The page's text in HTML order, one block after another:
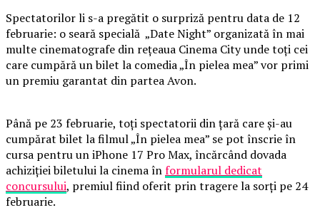
Spectatorilor li s-a pregătit o surpriză pentru data de 12
februarie: o seară specială „Date Night” organizată în mai
multe cinematografe din rețeaua Cinema City unde toți cei
care cumpără un bilet la comedia „În pielea mea” vor primi
un premiu garantat din partea Avon.
Până pe 23 februarie, toți spectatorii din țară care și-au
cumpărat bilet la filmul „În pielea mea” se pot înscrie în
cursa pentru un iPhone 17 Pro Max, încărcând dovada
achiziției biletului la cinema înformularul dedicat
concursului, premiul fiind oferit prin tragere la sorți pe 24
februarie.